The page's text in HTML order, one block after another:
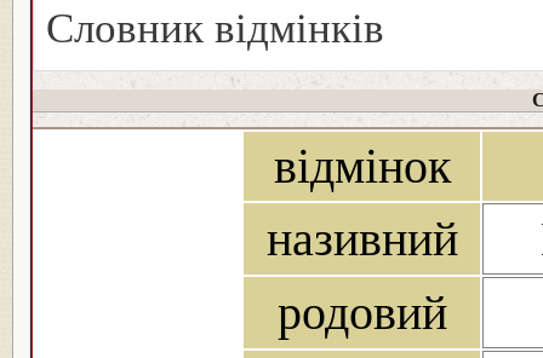
Словник відмінків
відмінок
називний
родовий